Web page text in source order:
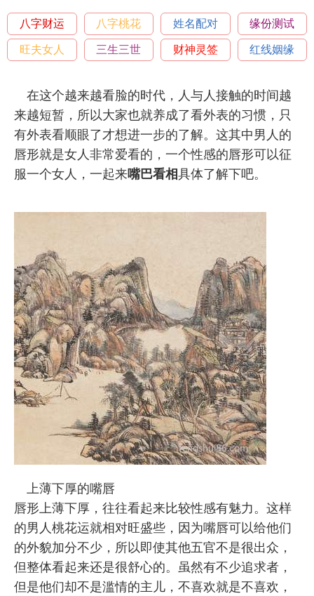
八字财运 八字桃花 姓名配对 缘份测试
旺夫女人 三生三世 财神灵签 红线姻缘
在这个越来越看脸的时代，人与人接触的时间越
来越短暂，所以大家也就养成了看外表的习惯，只
有外表看顺眼了才想进一步的了解。这其中男人的
唇形就是女人非常爱看的，一个性感的唇形可以征
服一个女人，一起来嘴巴看相具体了解下吧。
上薄下厚的嘴唇
唇形上薄下厚，往往看起来比较性感有魅力。这样
的男人桃花运就相对旺盛些，因为嘴唇可以给他们
的外貌加分不少，所以即使其他五官不是很出众，
但整体看起来还是很舒心的。虽然有不少追求者，
但是他们却不是滥情的主儿，不喜欢就是不喜欢，